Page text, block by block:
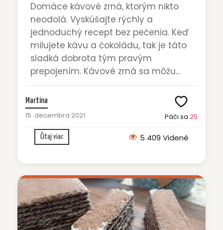
Domáce kávové zrná, ktorým nikto
neodolá. Vyskúšajte rýchly a
jednoduchý recept bez pečenia. Keď
milujete kávu a čokoládu, tak je táto
sladká dobrota tým pravým
prepojením. Kávové zrná sa môžu...
Martina
15. decembra 2021 Páči sa 25
Čítaj viac 5 409 Videné